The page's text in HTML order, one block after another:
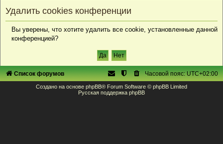
Удалить cookies конференции
Вы уверены, что хотите удалить все cookie, установленные данной
конференцией?
Список форумов Часовой пояс:UTC+02:00
Создано на основе phpBB® Forum Software © phpBB Limited
Русская поддержка phpBB